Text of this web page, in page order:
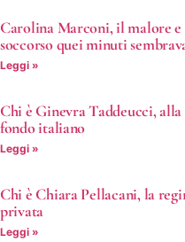
Carolina Marconi, il malore
soccorso quei minuti
Leggi »
Chi è Ginevra Taddeucci,
fondo italiano
Leggi »
Chi è Chiara Pellacani, la
privata
Leggi »